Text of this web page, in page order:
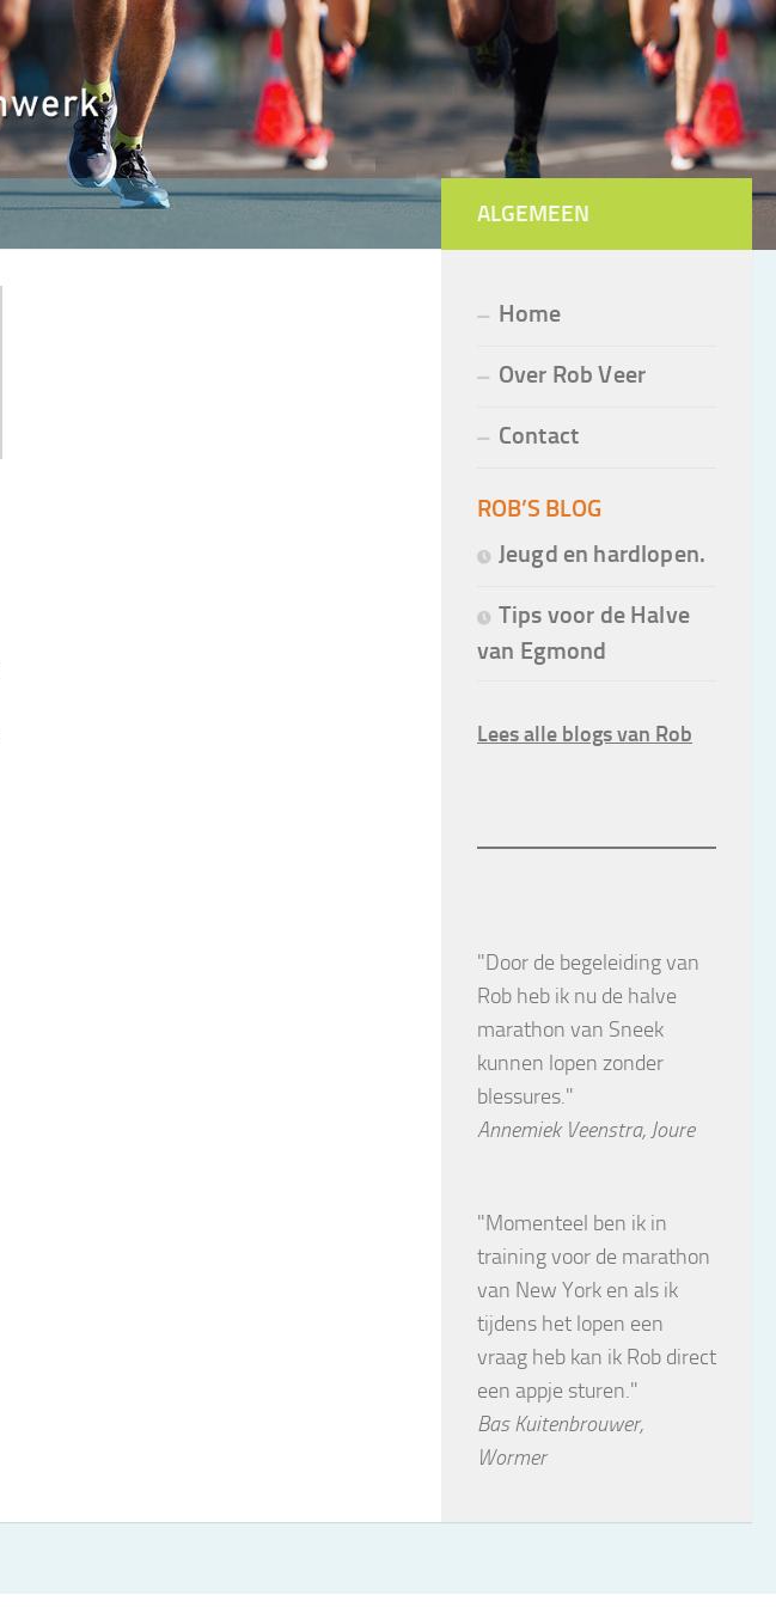
ALGEMEEN
Home
Over Rob Veer
Contact
ROB’S BLOG
Jeugd en hardlopen.
Tips voor de Halve
van Egmond
Lees alle blogs van Rob
"Door de begeleiding van
Rob heb ik nu de halve
marathon van Sneek
kunnen lopen zonder
blessures."
Annemiek Veenstra, Joure
"Momenteel ben ik in
training voor de marathon
van New York en als ik
tijdens het lopen een
vraag heb kan ik Rob direct
een appje sturen."
Bas Kuitenbrouwer,
Wormer